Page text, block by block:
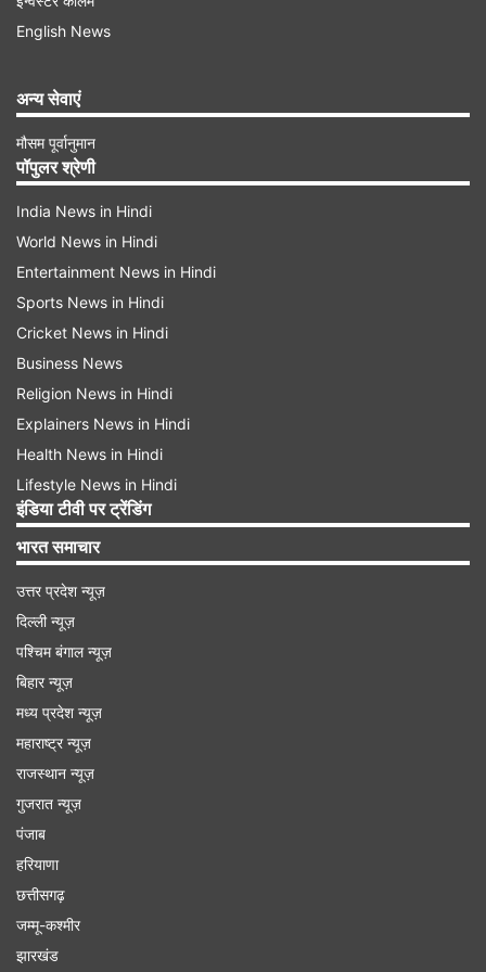
एडवाइजरी में सलाह दी गई है,'केवल आधिकारिक वेबसाइट
(https://www.nmc.org.in/information-
desk/college-and-course-search/
मेडिकल कॉलेजों को भारत में एमबीबीएस और अन्य मेडिकल
डिग्री प्रोग्राम कराने की अनुमति है। एनएमसी की
आधिकारिक लिस्ट में शामिल न होने वाले संस्थान अनधिकृत हैं
और एनएमसी नियमों का उल्लघंन करने का काम कर रहे हैं।
आयोग नियमित आधार पर लिस्ट को अपडेट करना सुनिश्चित
2 संस्थानों पर की जा रही कार्रवाई
देश में ऐसे 2 संस्थानों के नाम सामने आए हैं, जो फर्जी रूप में
से एडमिशन ले रहे थे। राजस्थान में सिंघानिया यूनिवर्सिटी
कथित तौर पर एनएमसी की मान्यता के बिना एमबीबीएस कोर्स
चलाने के लिए कानूनी कार्यवाही की सामना कर रहा है। साथ
ही पश्चिम के हावड़ा में संजीवन अस्पताल और मेडिकल कॉलेज
English News
अन्य सेवाएं
मौसम पूर्वानुमान
पॉपुलर श्रेणी
India News in Hindi
World News in Hindi
Entertainment News in Hindi
Sports News in Hindi
Cricket News in Hindi
Business News
Religion News in Hindi
Explainers News in Hindi
Health News in Hindi
Lifestyle News in Hindi
इंडिया टीवी पर ट्रेंडिंग
भारत समाचार
उत्तर प्रदेश न्यूज़
दिल्ली न्यूज़
पश्चिम बंगाल न्यूज़
बिहार न्यूज़
मध्य प्रदेश न्यूज़
महाराष्ट्र न्यूज़
राजस्थान न्यूज़
गुजरात न्यूज़
पंजाब
हरियाणा
छत्तीसगढ़
जम्मू-कश्मीर
झारखंड